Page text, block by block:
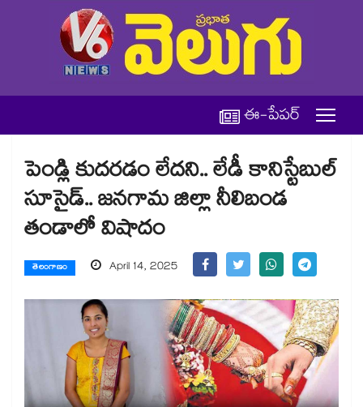
ఈ-పేపర్
పెండ్లి కుదరడం లేదని.. లేడీ కానిస్టేబుల్
సూసైడ్.. జనగామ జిల్లా నీలిబండ
తండాలో విషాదం
తెలంగాణం April 14, 2025